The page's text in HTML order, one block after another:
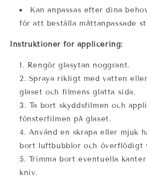
Kan anpassas efter dina
för att beställa måttanpassade
Instruktioner för applicering:
Rengör glasytan noggrant.
Spraya rikligt med vatten
glaset och filmens glatta sida.
Ta bort skyddsfilmen och
fönsterfilmen på glaset.
Använd en skrapa eller mjuk
bort luftbubblor och överflödigt
Trimma bort eventuella
kniv.